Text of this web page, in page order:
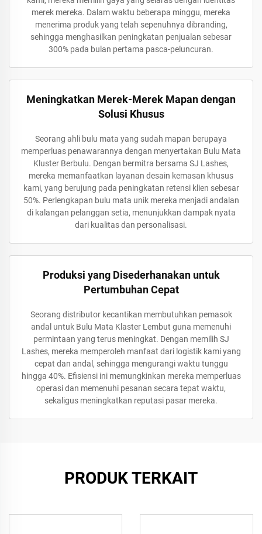
merek mereka. Dalam waktu beberapa minggu, mereka
menerima produk yang telah sepenuhnya dibranding,
sehingga menghasilkan peningkatan penjualan sebesar
300% pada bulan pertama pasca-peluncuran.
Meningkatkan Merek-Merek Mapan dengan
Solusi Khusus
Seorang ahli bulu mata yang sudah mapan berupaya
memperluas penawarannya dengan menyertakan Bulu Mata
Kluster Berbulu. Dengan bermitra bersama SJ Lashes,
mereka memanfaatkan layanan desain kemasan khusus
kami, yang berujung pada peningkatan retensi klien sebesar
50%. Perlengkapan bulu mata unik mereka menjadi andalan
di kalangan pelanggan setia, menunjukkan dampak nyata
dari kualitas dan personalisasi.
Produksi yang Disederhanakan untuk
Pertumbuhan Cepat
Seorang distributor kecantikan membutuhkan pemasok
andal untuk Bulu Mata Klaster Lembut guna memenuhi
permintaan yang terus meningkat. Dengan memilih SJ
Lashes, mereka memperoleh manfaat dari logistik kami yang
cepat dan andal, sehingga mengurangi waktu tunggu
hingga 40%. Efisiensi ini memungkinkan mereka memperluas
operasi dan memenuhi pesanan secara tepat waktu,
sekaligus meningkatkan reputasi pasar mereka.
PRODUK TERKAIT